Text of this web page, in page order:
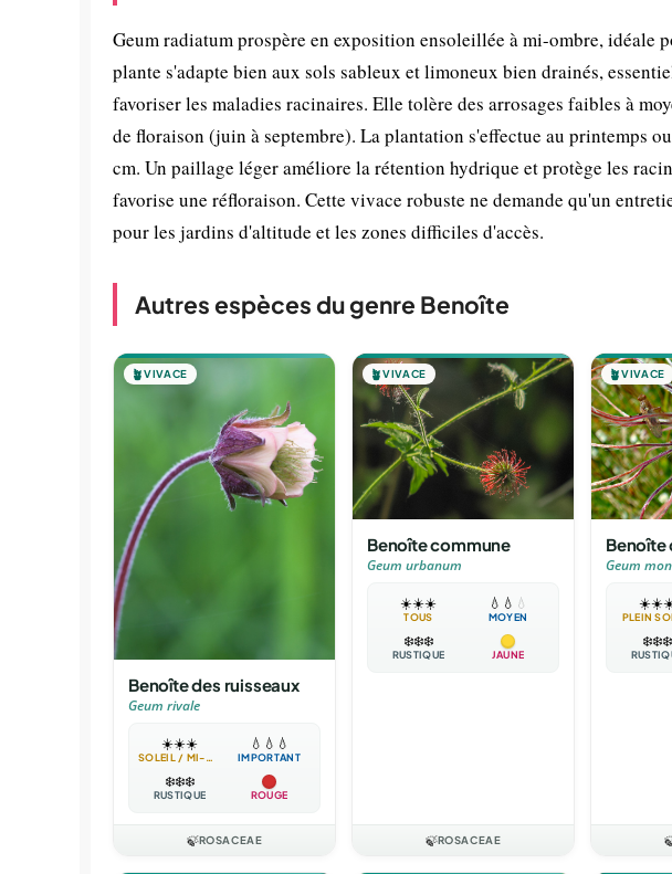
Geum radiatum prospère en exposition ensoleillée à mi-ombre, idéale
plante s'adapte bien aux sols sableux et limoneux bien drainés,
favoriser les maladies racinaires. Elle tolère des arrosages faibles à
de floraison (juin à septembre). La plantation s'effectue au printemps
cm. Un paillage léger améliore la rétention hydrique et protège les
favorise une réfloraison. Cette vivace robuste ne demande qu'un
pour les jardins d'altitude et les zones difficiles d'accès.
Autres espèces du genre Benoîte
🪴VIVACE
Benoîte des ruisseaux
Geum rivale
☀️☀️☀️
SOLEIL / MI-OMBRE
💧 💧 💧
IMPORTANT
❄️❄️❄️
RUSTIQUE ROUGE
🍃ROSACEAE
🪴VIVACE
Benoîte commune
Geum urbanum
☀️☀️☀️
TOUS
💧 💧 💧
MOYEN
❄️❄️❄️
RUSTIQUE JAUNE
🍃ROSACEAE
🪴VIVACE
Benoîte
Geum
☀️☀️
PLEIN
❄️❄️❄️